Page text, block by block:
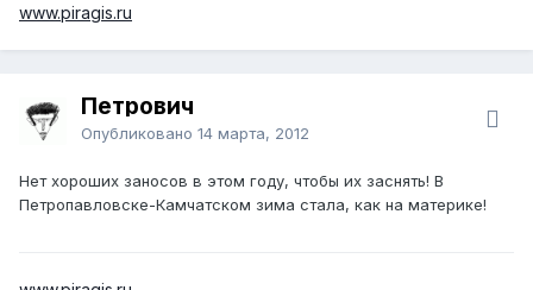
www.piragis.ru
Петрович
Опубликовано 14 марта, 2012
Нет хороших заносов в этом году, чтобы их заснять! В
Петропавловске-Камчатском зима стала, как на материке!